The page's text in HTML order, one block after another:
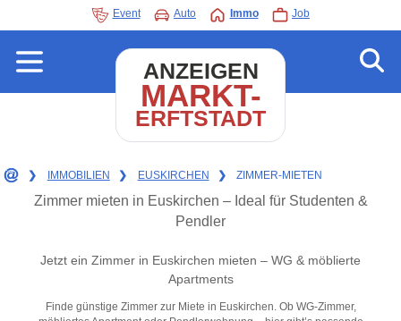
Event Auto Immo Job
ANZEIGEN
MARKT-
ERFTSTADT
❯ IMMOBILIEN ❯ EUSKIRCHEN ❯ ZIMMER-MIETEN
Zimmer mieten in Euskirchen – Ideal für Studenten &
Pendler
Jetzt ein Zimmer in Euskirchen mieten – WG & möblierte
Apartments
Finde günstige Zimmer zur Miete in Euskirchen. Ob WG-Zimmer,